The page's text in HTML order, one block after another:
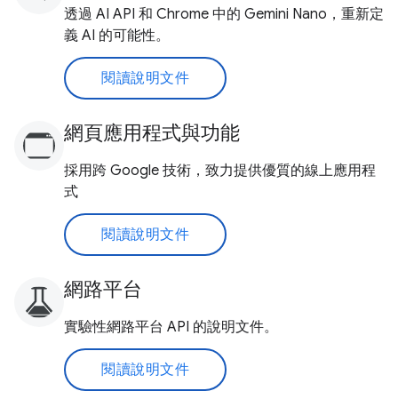
透過 AI API 和 Chrome 中的 Gemini Nano，重新定
義 AI 的可能性。
閱讀說明文件
網頁應用程式與功能
採用跨 Google 技術，致力提供優質的線上應用程
式
閱讀說明文件
網路平台
實驗性網路平台 API 的說明文件。
閱讀說明文件